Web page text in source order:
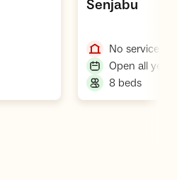
Senjabu
No service
Open all year
8 beds,